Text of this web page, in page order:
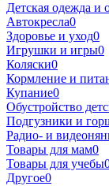
Детская одежда и
Автокресла0
Здоровье и уход0
Игрушки и игры0
Коляски0
Кормление и
Купание0
Обустройство
Подгузники и
Радио- и
Товары для мам0
Товары для учебы
Другое0